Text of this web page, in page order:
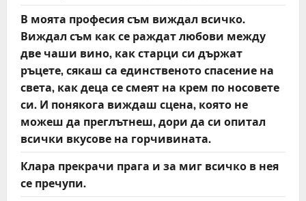
В моята професия съм виждал всичко.
Виждал съм как се раждат любови между
две чаши вино, как старци си държат
ръцете, сякаш са единственото спасение на
света, как деца се смеят на крем по носовете
си. И понякога виждаш сцена, която не
можеш да преглътнеш, дори да си опитал
всички вкусове на горчивината.
Клара прекрачи прага и за миг всичко в нея
се пречупи.